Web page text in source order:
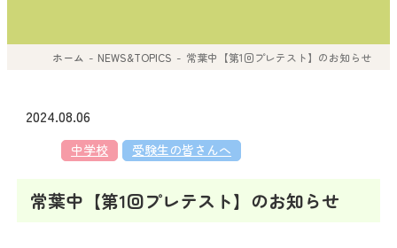
ホーム NEWS&TOPICS 常葉中【第1回プレテスト】のお知らせ
2024.08.06
中学校 受験生の皆さんへ
常葉中【第1回プレテスト】のお知らせ